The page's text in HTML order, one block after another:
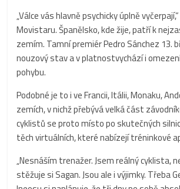
„Válce vás hlavně psychicky úplně
Movistaru. Španělsko, kde žije, patří k
zemím. Tamní premiér Pedro Sánchez 13.
nouzový stav a v platnostvychází i
pohybu.
Podobné je to i ve Francii, Itálii, Monaku,
zemích, v nichž přebývá velká část
cyklistů se proto místo po skutečných
těch virtuálních, které nabízejí tréninkové
„Nesnáším trenažer. Jsem reálný cyklista,
stěžuje si Sagan. Jsou ale i výjimky. Třeba